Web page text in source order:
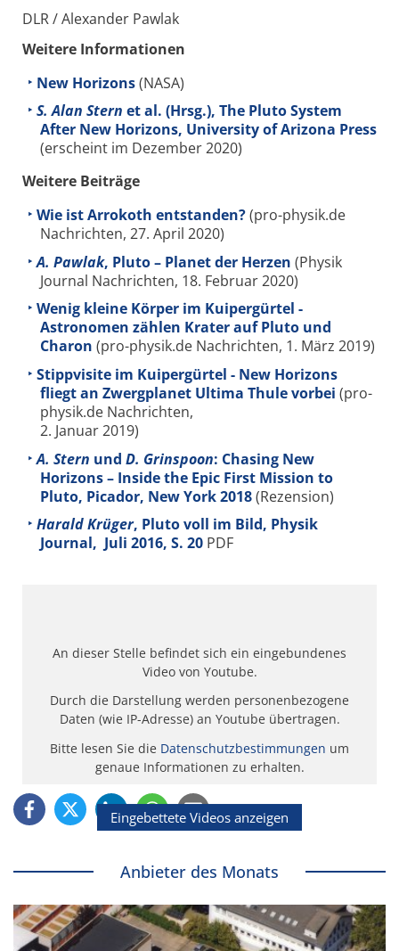
DLR / Alexander Pawlak
Weitere Informationen
New Horizons(NASA)
S. Alan Stern et al. (Hrsg.), The Pluto System
After New Horizons, University of Arizona Press
(erscheint im Dezember 2020)
Weitere Beiträge
Wie ist Arrokoth entstanden?(pro-physik.de
Nachrichten, 27. April 2020)
A. Pawlak, Pluto – Planet der Herzen (Physik
Journal Nachrichten, 18. Februar 2020)
Wenig kleine Körper im Kuipergürtel -
Astronomen zählen Krater auf Pluto und
Charon (pro-physik.de Nachrichten, 1. März 2019)
Stippvisite im Kuipergürtel - New Horizons
fliegt an Zwergplanet Ultima Thule vorbei (pro-
physik.de Nachrichten,
2. Januar 2019)
A. Stern und D. Grinspoon: Chasing New
Horizons – Inside the Epic First Mission to
Pluto, Picador, New York 2018(Rezension)
Harald Krüger, Pluto voll im Bild, Physik
Journal, Juli 2016, S. 20 PDF
An dieser Stelle befindet sich ein eingebundenes
Video von Youtube.
Durch die Darstellung werden personenbezogene
Daten (wie IP-Adresse) an Youtube übertragen.
Bitte lesen Sie die Datenschutzbestimmungen um
genaue Informationen zu erhalten.
Eingebettete Videos anzeigen
Anbieter des Monats